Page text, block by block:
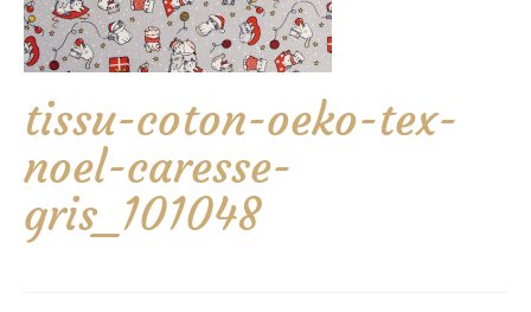
tissu-coton-oeko-tex-
noel-caresse-
gris_101048